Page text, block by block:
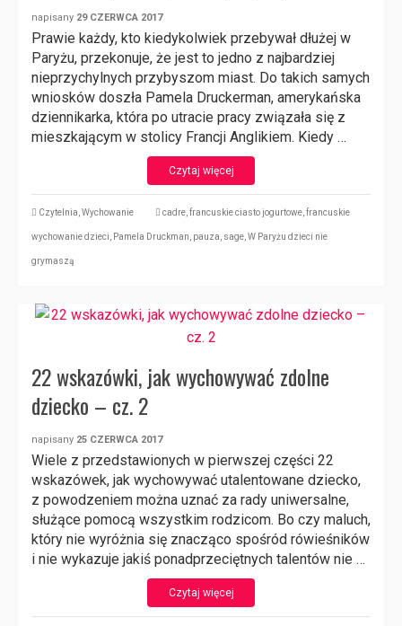
napisany 29 CZERWCA 2017
Prawie każdy, kto kiedykolwiek przebywał dłużej w
Paryżu, przekonuje, że jest to jedno z najbardziej
nieprzychylnych przybyszom miast. Do takich samych
wniosków doszła Pamela Druckerman, amerykańska
dziennikarka, która po utracie pracy związała się z
mieszkającym w stolicy Francji Anglikiem. Kiedy …
Czytaj więcej
Czytelnia Wychowanie cadre francuskie ciasto jogurtowe francuskie
wychowanie dzieci Pamela Druckman pauza sage W Paryżu dzieci nie
grymaszą
22 wskazówki, jak wychowywać zdolne
dziecko – cz. 2
napisany 25 CZERWCA 2017
Wiele z przedstawionych w pierwszej części 22
wskazówek, jak wychowywać utalentowane dziecko,
z powodzeniem można uznać za rady uniwersalne,
służące pomocą wszystkim rodzicom. Bo czy maluch,
który nie wyróżnia się znacząco spośród rówieśników
i nie wykazuje jakiś ponadprzeciętnych talentów nie …
Czytaj więcej